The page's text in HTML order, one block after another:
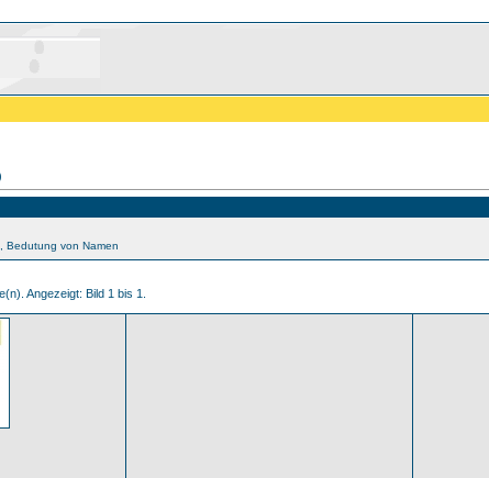
Bedutung von Namen
Angezeigt: Bild 1 bis 1.